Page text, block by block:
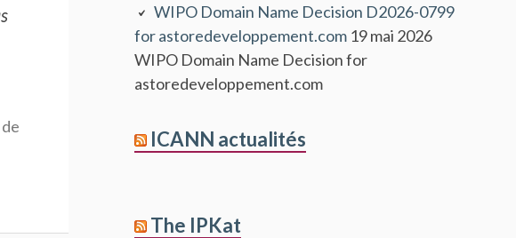
WIPO Domain Name Decision D2026-0799
for astoredeveloppement.com 19 mai 2026
WIPO Domain Name Decision for
astoredeveloppement.com
ICANN actualités
The IPKat